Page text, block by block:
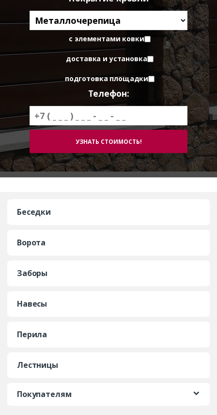
с элементами ковки
доставка и установка
подготовка площадки
Телефон:
Беседки
Ворота
Заборы
Навесы
Перила
Лестницы
Покупателям